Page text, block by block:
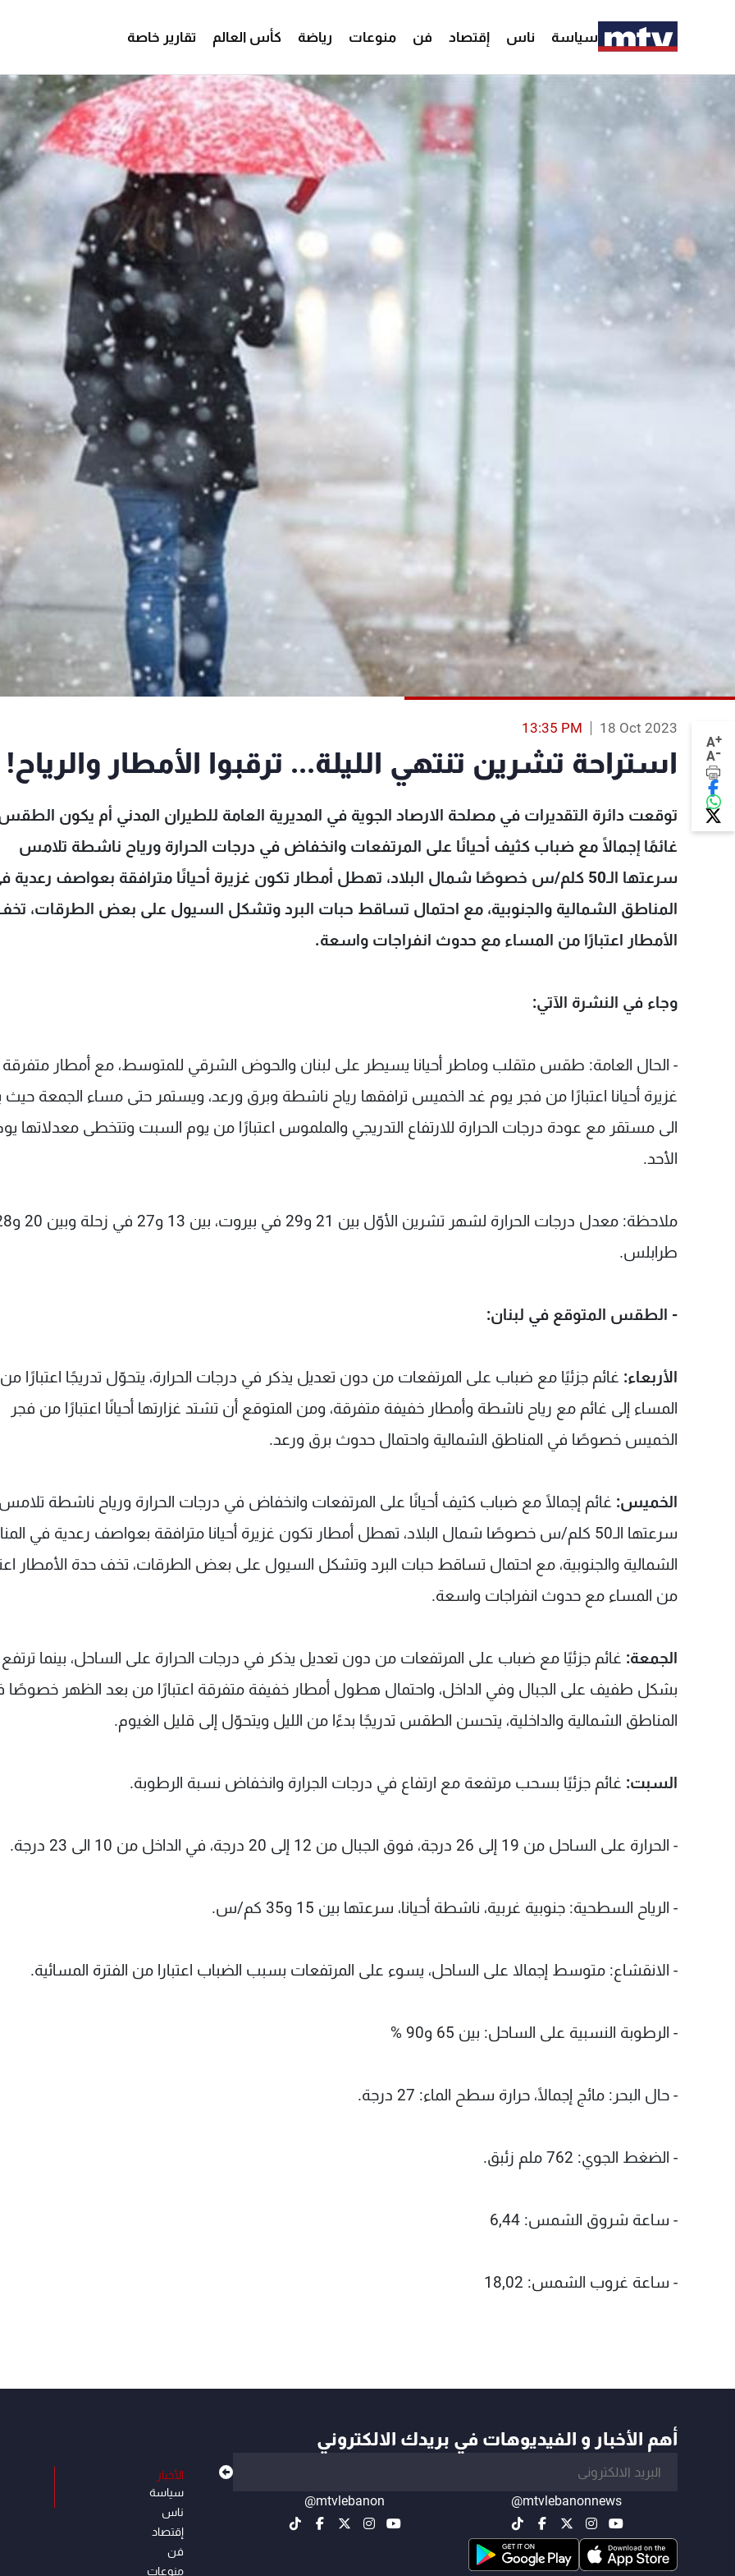
سياسة ناس إقتصاد فن منوعات رياضة كأس العالم تقارير خاصة
A+
A-
18 Oct 2023
13:35 PM
استراحة تشرين تنتهي الليلة... ترقبوا الأمطار والرياح!
توقعت دائرة التقديرات في مصلحة الارصاد الجوية في المديرية العامة للطيران المدني أم يكون الطقس
غائمًا إجمالًا مع ضباب كثيف أحيانًا على المرتفعات وانخفاض في درجات الحرارة ورياح ناشطة تلامس
سرعتها الـ50 كلم/س خصوصًا شمال البلاد، تهطل أمطار تكون غزيرة أحيانًا مترافقة بعواصف رعدية
المناطق الشمالية والجنوبية، مع احتمال تساقط حبات البرد وتشكل السيول على بعض الطرقات،
الأمطار اعتبارًا من المساء مع حدوث انفراجات واسعة.
وجاء في النشرة الآتي:
- الحال العامة: طقس متقلب وماطر أحيانا يسيطر على لبنان والحوض الشرقي للمتوسط، مع أمطار
غزيرة أحيانا اعتبارًا من فجر يوم غد الخميس ترافقها رياح ناشطة وبرق ورعد، ويستمر حتى مساء الجمعة حيث
الى مستقر مع عودة درجات الحرارة للارتفاع التدريجي والملموس اعتبارًا من يوم السبت وتتخطى معدلاتها
الأحد.
طرابلس.
- الطقس المتوقع في لبنان:
الأربعاء: غائم جزئيًا مع ضباب على المرتفعات من دون تعديل يذكر في درجات الحرارة، يتحوّل تدريجًا اعتبارًا من
المساء إلى غائم مع رياح ناشطة وأمطار خفيفة متفرقة، ومن المتوقع أن تشتد غزارتها أحيانًا اعتبارًا من فجر
الخميس خصوصًا في المناطق الشمالية واحتمال حدوث برق ورعد.
الخميس: غائم إجمالًا مع ضباب كثيف أحيانًا على المرتفعات وانخفاض في درجات الحرارة ورياح ناشطة تلامس
سرعتها الـ50 كلم/س خصوصًا شمال البلاد، تهطل أمطار تكون غزيرة أحيانا مترافقة بعواصف رعدية في
الشمالية والجنوبية، مع احتمال تساقط حبات البرد وتشكل السيول على بعض الطرقات، تخف حدة الأمطار
من المساء مع حدوث انفراجات واسعة.
الجمعة: غائم جزئيًا مع ضباب على المرتفعات من دون تعديل يذكر في درجات الحرارة على الساحل، بينما ترتفع
بشكل طفيف على الجبال وفي الداخل، واحتمال هطول أمطار خفيفة متفرقة اعتبارًا من بعد الظهر خصوصًا
المناطق الشمالية والداخلية، يتحسن الطقس تدريجًا بدءًا من الليل ويتحوّل إلى قليل الغيوم.
السبت: غائم جزئيًا بسحب مرتفعة مع ارتفاع في درجات الجرارة وانخفاض نسبة الرطوبة.
- الحرارة على الساحل من 19 إلى 26 درجة، فوق الجبال من 12 إلى 20 درجة، في الداخل من 10 الى 23 درجة.
- الرياح السطحية: جنوبية غربية، ناشطة أحيانا، سرعتها بين 15 و35 كم/س.
- الانقشاع: متوسط إجمالا على الساحل، يسوء على المرتفعات بسبب الضباب اعتبارا من الفترة المسائية.
- الرطوبة النسبية على الساحل: بين 65 و90 %
- حال البحر: مائج إجمالًا، حرارة سطح الماء: 27 درجة.
- الضغط الجوي: 762 ملم زئبق.
- ساعة شروق الشمس: 6,44
- ساعة غروب الشمس: 18,02
أهم الأخبار و الفيديوهات في بريدك الالكتروني
@mtvlebanonnews
@mtvlebanon
الأخبار
سياسة
ناس
إقتصاد
فن
منوعات